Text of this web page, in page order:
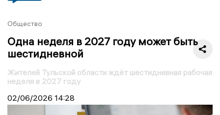
Общество
Одна неделя в 2027 году может быть
шестидневной
Жителей Тульской области ждёт шестидневная рабочая
неделя в 2027 году
02/06/2026 14:28